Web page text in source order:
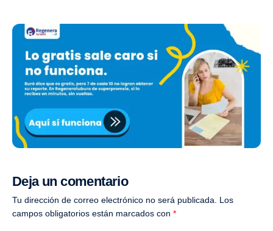
Deja un comentario
Tu dirección de correo electrónico no será publicada.
Los
campos obligatorios están marcados con *